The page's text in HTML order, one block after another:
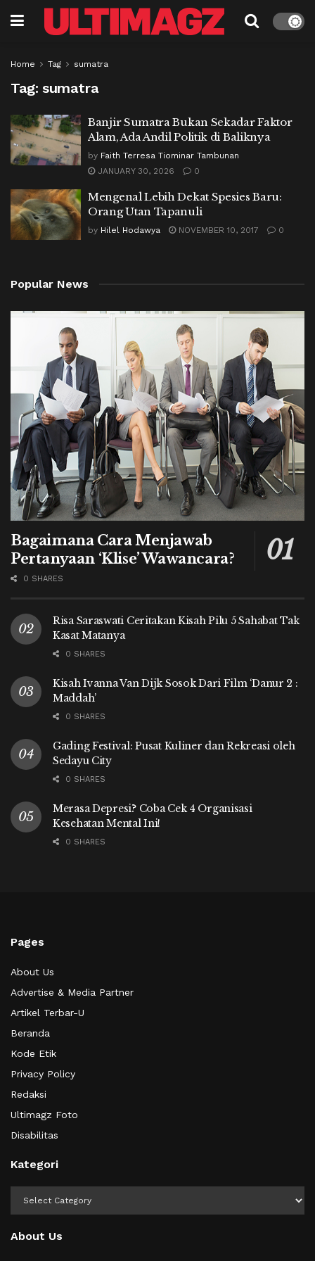
Home Tag sumatra
Tag: sumatra
Banjir Sumatra Bukan Sekadar Faktor
Alam, Ada Andil Politik di Baliknya
by Faith Terresa Tiominar Tambunan
JANUARY 30, 2026
0
Mengenal Lebih Dekat Spesies Baru:
Orang Utan Tapanuli
by Hilel Hodawya NOVEMBER 10, 2017 0
Popular News
Bagaimana Cara Menjawab
Pertanyaan ‘Klise’ Wawancara?
0 SHARES
Risa Saraswati Ceritakan Kisah Pilu 5 Sahabat Tak
Kasat Matanya
0 SHARES
Kisah Ivanna Van Dijk Sosok Dari Film ‘Danur 2 :
Maddah’
0 SHARES
Gading Festival: Pusat Kuliner dan Rekreasi oleh
Sedayu City
0 SHARES
Merasa Depresi? Coba Cek 4 Organisasi
Kesehatan Mental Ini!
0 SHARES
Pages
About Us
Advertise & Media Partner
Artikel Terbar-U
Beranda
Kode Etik
Privacy Policy
Redaksi
Ultimagz Foto
Disabilitas
Kategori
About Us